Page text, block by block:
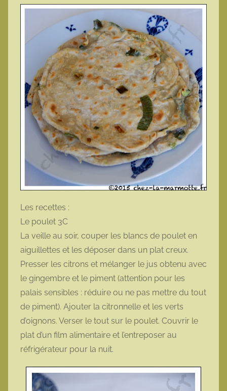
Les recettes :
Le poulet 3C
La veille au soir, couper les blancs de poulet en
aiguillettes et les déposer dans un plat creux.
Presser les citrons et mélanger le jus obtenu avec
le gingembre et le piment (attention pour les
palais sensibles : réduire ou ne pas mettre du tout
de piment). Ajouter la citronnelle et les verts
d’oignons. Verser le tout sur le poulet. Couvrir le
plat d’un film alimentaire et l’entreposer au
réfrigérateur pour la nuit.